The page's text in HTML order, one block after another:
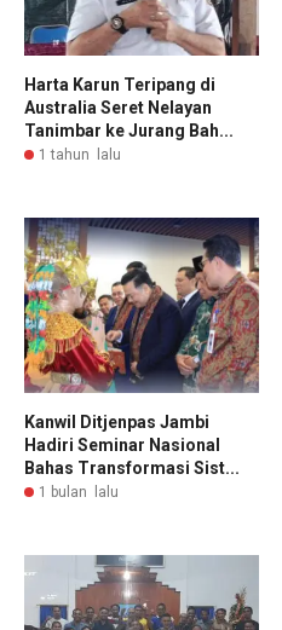
Harta Karun Teripang di
Australia Seret Nelayan
Tanimbar ke Jurang Bah...
1 tahun lalu
Kanwil Ditjenpas Jambi
Hadiri Seminar Nasional
Bahas Transformasi Sist...
1 bulan lalu